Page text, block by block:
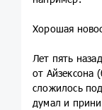
Хорошая
Лет пять
от Айзексона
сложилось
думал и